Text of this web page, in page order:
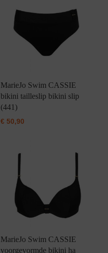
MarieJo Swim CASSIE
bikini tailleslip bikini slip
(441)
€50,90
MarieJo Swim CASSIE
voorgevormde bikini ha